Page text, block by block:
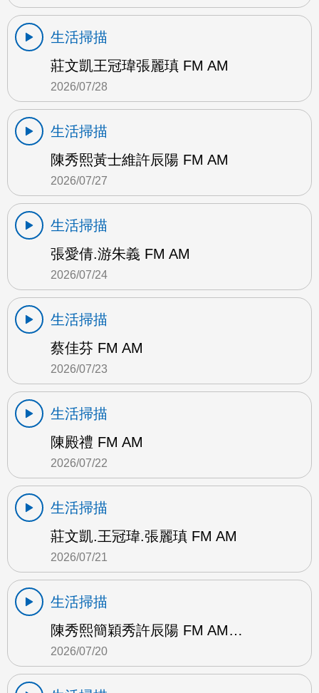
生活掃描
莊文凱王冠瑋張麗瑱 FM AM
2026/07/28
生活掃描
陳秀熙黃士維許辰陽 FM AM
2026/07/27
生活掃描
張愛倩.游朱義 FM AM
2026/07/24
生活掃描
蔡佳芬 FM AM
2026/07/23
生活掃描
陳殿禮 FM AM
2026/07/22
生活掃描
莊文凱.王冠瑋.張麗瑱 FM AM
2026/07/21
生活掃描
陳秀熙簡穎秀許辰陽 FM AM…
2026/07/20